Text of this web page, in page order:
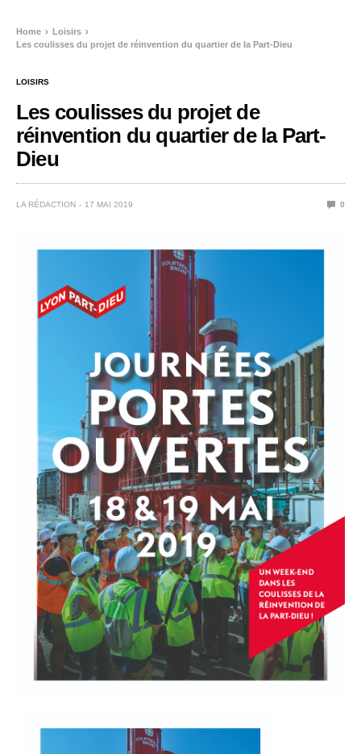
Home
Loisirs
Les coulisses du projet de réinvention du quartier de la Part-Dieu
LOISIRS
Les coulisses du projet de
réinvention du quartier de la Part-
Dieu
LA RÉDACTION 17 MAI 2019 0